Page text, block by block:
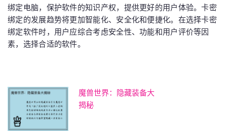
绑定电脑，保护软件的知识产权，提供更好的用户体验。卡密
绑定的发展趋势将更加智能化、安全化和便捷化。在选择卡密
绑定软件时，用户应综合考虑安全性、功能和用户评价等因
素，选择合适的软件。
魔兽世界：隐藏装备大
揭秘